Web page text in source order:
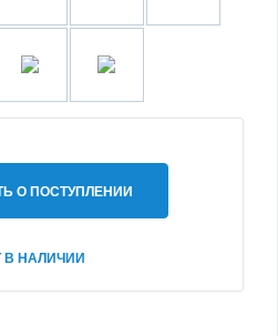
О ПОСТУПЛЕНИИ
В НАЛИЧИИ